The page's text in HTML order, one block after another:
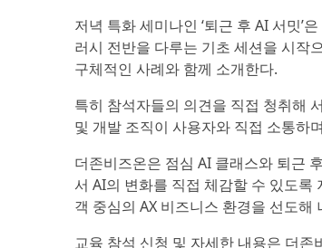
저녁 특화 세미나인 ‘퇴근 후 AI 서밋’
러시 전반을 다루는 기초 세션을 시작
구체적인 사례와 함께 소개한다.
특히 참석자들의 의견을 직접 청취해
및 개발 조직이 사용자와 직접 소통하
더존비즈온은 점심 AI 클래스와 퇴근
서 AI의 변화를 직접 체감할 수 있도
객 중심의 AX 비즈니스 환경을 선도해
교육 참석 신청 및 자세한 내용은 더